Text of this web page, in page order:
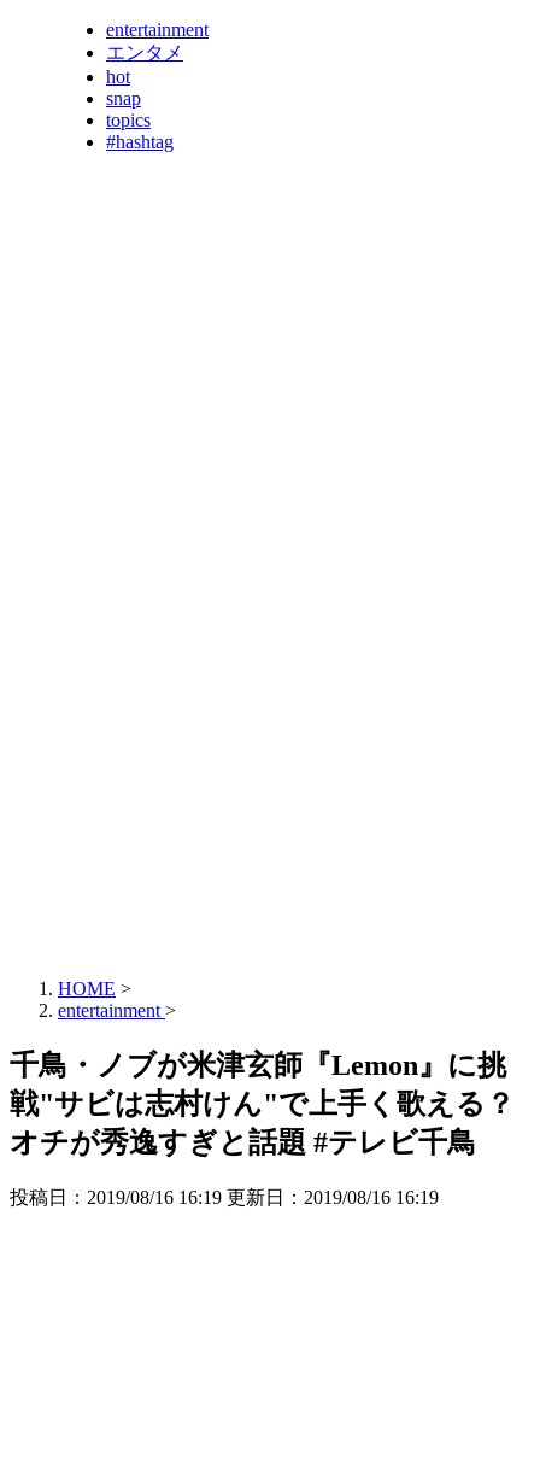
entertainment
エンタメ
hot
snap
topics
#hashtag
HOME >
entertainment >
千鳥・ノブが米津玄師『Lemon』に挑
戦"サビは志村けん"で上手く歌える？
オチが秀逸すぎと話題 #テレビ千鳥
投稿日：2019/08/16 16:19 更新日： 2019/08/16 16:19